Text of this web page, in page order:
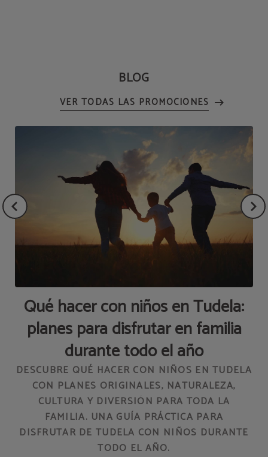
BLOG
Qué hacer con niños en Tudela:
planes para disfrutar en familia
durante todo el año
DESCUBRE QUÉ HACER CON NIÑOS EN TUDELA
CON PLANES ORIGINALES, NATURALEZA,
CULTURA Y DIVERSIÓN PARA TODA LA
FAMILIA. UNA GUÍA PRÁCTICA PARA
DISFRUTAR DE TUDELA CON NIÑOS DURANTE
TODO EL AÑO.